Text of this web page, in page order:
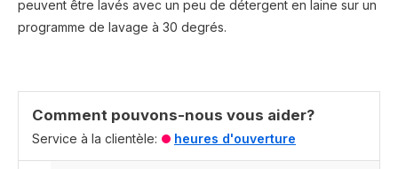
peuvent être lavés avec un peu de détergent en laine sur un
programme de lavage à 30 degrés.
Comment pouvons-nous vous aider?
Service à la clientèle: heures d'ouverture